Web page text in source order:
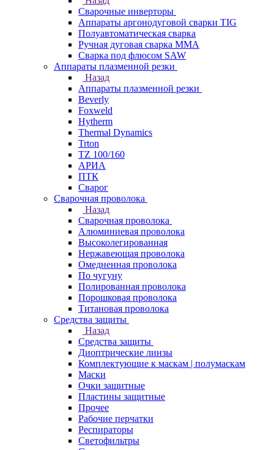
Сварочные инверторы
Аппараты аргонодуговой сварки TIG
Полуавтоматическая сварка
Ручная дуговая сварка MMA
Сварка под флюсом SAW
Аппараты плазменной резки
Назад
Аппараты плазменной резки
Beverly
Foxweld
Hytherm
Thermal Dynamics
Trton
TZ 100/160
АРИА
ПТК
Сварог
Сварочная проволока
Назад
Сварочная проволока
Алюминиевая проволока
Высоколегированная
Нержавеющая проволока
Омедненная проволока
По чугуну
Полированная проволока
Порошковая проволока
Титановая проволока
Средства защиты
Назад
Средства защиты
Диоптрические линзы
Комплектующие к маскам | полумаскам
Маски
Очки защитные
Пластины защитные
Прочее
Рабочие перчатки
Респираторы
Светофильтры